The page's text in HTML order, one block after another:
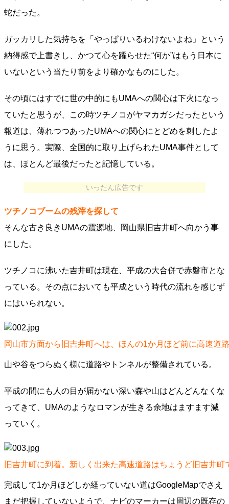
蛇だった。
ガッカリした気持ちを「やっぱりいるわけないよね」という
納得感で上書きし、かつて心を躍らせた“何か”はもう日本に
いないという当たり前をより確かなものにした。
その頃にはすでに世の中的にもUMAへの関心は下火になっ
ていたと思うが、この時ツチノコがヤマカガシだったという
報道は、薄れつつあったUMAへの関心にとどめを刺したよ
うに思う。実際、全国的に取り上げられたUMA事件として
は、ほとんど最後だったと記憶している。
いったん広告です
ツチノコブームの残滓を探して
そんな古き良きUMAの震源地、岡山県旧吉井町へ向かう事
にした。
ツチノコに沸いた吉井町は現在、平成の大合併で赤磐市とな
っている。その点においても平成という時代の流れを感じず
にはいられない。
岡山市方面から旧吉井町へは、ほんの1か月ほど前に高速道
山や谷をつらぬく様に道路やトンネルが整備されている。
平成の間にも人の目が届かない深い森や山はどんどんなくな
ってきて、UMAのようなロマンが生きる余地はますます減
っていく。
旧吉井町に到着。新しく出来た高速道路はちょうど旧吉井町
完成して1か月ほどしか経っていない道はGoogleMapでさえ
まだ把握していないようで、ナビのマーカーは周辺の既存の